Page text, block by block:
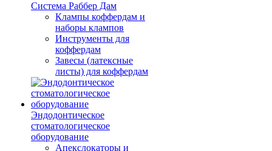
Система Раббер Дам
Клампы коффердам и
наборы клампов
Инструменты для
коффердам
Завесы (латексные
листы) для коффердам
Эндодонтическое
стоматологическое
оборудование
Апекслокаторы и